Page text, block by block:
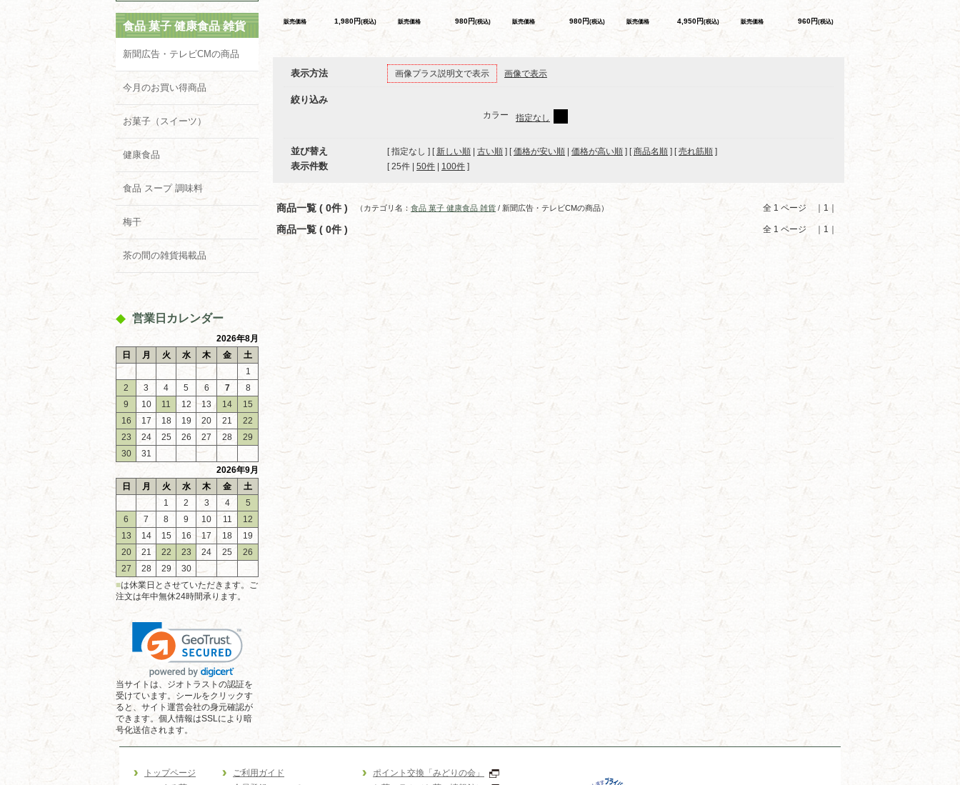
食品 菓子 健康食品 雑貨
新聞広告・テレビCMの商品
今月のお買い得商品
お菓子（スイーツ）
健康食品
食品 スープ 調味料
梅干
茶の間の雑貨掲載品
営業日カレンダー
2026年8月
日
月 火 水 木 金
土
1
2
3 4 5 6 7
8
9
10 11 12 13 14
15
16
17 18 19 20 21
22
23
24 25 26 27 28
29
30
31
2026年9月
日
月 火 水 木 金
土
1
2 3 4
5
6
7 8 9 10 11
12
13
14 15 16 17 18
19
20
21 22 23 24 25
26
27
28 29
30
■は休業日とさせていただきます。ご
注文は年中無休24時間承ります。
当サイトは、ジオトラストの認証を
受けています。シールをクリックす
ると、サイト運営会社の身元確認が
できます。個人情報はSSLにより暗
号化送信されます。
販売価格 1,980円(税込) 販売価格 980円(税込) 販売価格 980円(税込) 販売価格 4,950円(税込) 販売価格 960円(税込)
表示方法 画像プラス説明文で表示 画像で表示
絞り込み
カラー 指定なし
並び替え [ 指定なし ] [ 新しい順 古い順 ] [価格が安い順 価格が高い順 ] [商品名順 ] [売れ筋順 ]
表示件数 [ 25件 50件 100件 ]
商品一覧 ( 0件 ) 全 1 ページ ｜1｜
（カテゴリ名： 食品 菓子 健康食品 雑貨 / 新聞広告・テレビCMの商品）
商品一覧 ( 0件 ) 全 1 ページ ｜1｜
トップページ
ご利用ガイド
ポイント交換「みどりの会」